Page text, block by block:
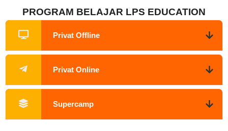
PROGRAM BELAJAR LPS EDUCATION
Privat Offline
Privat Online
Supercamp